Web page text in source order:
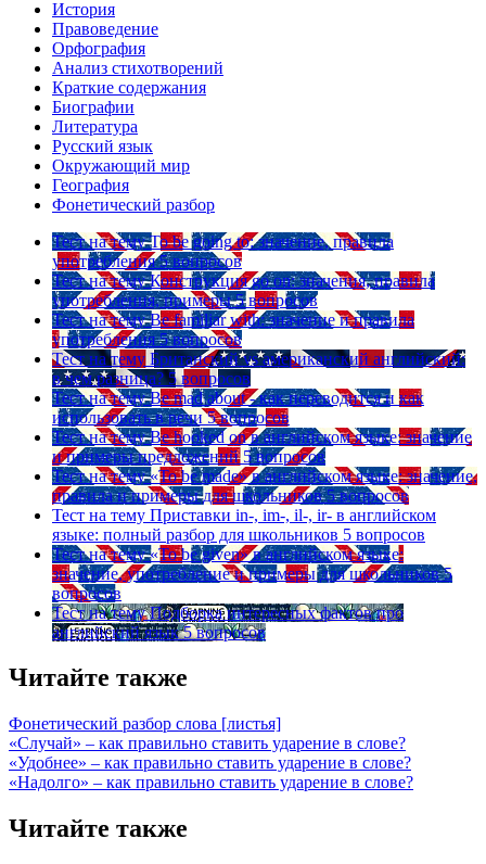
История
Правоведение
Орфография
Анализ стихотворений
Краткие содержания
Биографии
Литература
Русский язык
Окружающий мир
География
Фонетический разбор
Тест на тему To be going to: значение, правила
употребления 5 вопросов
Тест на тему Конструкция go on: значения, правила
употребления, примеры 5 вопросов
Тест на тему Be familiar with: значение и правила
употребления 5 вопросов
Тест на тему Британский vs американский английский:
в чем разница? 5 вопросов
Тест на тему Be mad about - как переводится и как
использовать в речи 5 вопросов
Тест на тему Be hooked on в английском языке: значение
и примеры предложений 5 вопросов
Тест на тему «To be made» в английском языке: значение,
правила и примеры для школьников 5 вопросов
Тест на тему Приставки in-, im-, il-, ir- в английском
языке: полный разбор для школьников 5 вопросов
Тест на тему «To be given» в английском языке:
значение, употребление и примеры для школьников 5
вопросов
Тест на тему Подборка интересных фактов про
английский язык 5 вопросов
Читайте также
Фонетический разбор слова [листья]
«Случай» – как правильно ставить ударение в слове?
«Удобнее» – как правильно ставить ударение в слове?
«Надолго» – как правильно ставить ударение в слове?
Читайте также